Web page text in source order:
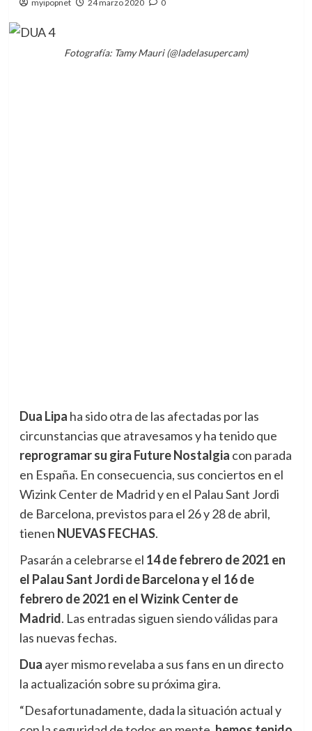
myipopnet 24 marzo 2020 0
Fotografía: Tamy Mauri (@ladelasupercam)
Dua Lipa ha sido otra de las afectadas por las
circunstancias que atravesamos y ha tenido que
reprogramar su gira Future Nostalgia con parada
en España. En consecuencia, sus conciertos en el
Wizink Center de Madrid y en el Palau Sant Jordi
de Barcelona, previstos para el 26 y 28 de abril,
tienen NUEVAS FECHAS.
Pasarán a celebrarse el 14 de febrero de 2021 en
el Palau Sant Jordi de Barcelona y el 16 de
febrero de 2021 en el Wizink Center de
Madrid. Las entradas siguen siendo válidas para
las nuevas fechas.
Dua ayer mismo revelaba a sus fans en un directo
la actualización sobre su próxima gira.
“Desafortunadamente, dada la situación actual y